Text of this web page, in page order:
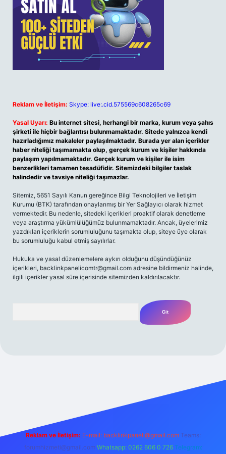
Reklam ve İletişim: Skype: live:.cid.575569c608265c69
Yasal Uyarı: Bu internet sitesi, herhangi bir marka, kurum veya şahıs
şirketi ile hiçbir bağlantısı bulunmamaktadır. Sitede yalnızca kendi
hazırladığımız makaleler paylaşılmaktadır. Burada yer alan içerikler
haber niteliği taşımamakta olup, gerçek kurum ve kişiler hakkında
paylaşım yapılmamaktadır. Gerçek kurum ve kişiler ile isim
benzerlikleri tamamen tesadüfidir. Sitemizdeki bilgiler taslak
halindedir ve tavsiye niteliği taşımazlar.
Sitemiz, 5651 Sayılı Kanun gereğince Bilgi Teknolojileri ve İletişim
Kurumu (BTK) tarafından onaylanmış bir Yer Sağlayıcı olarak hizmet
vermektedir. Bu nedenle, sitedeki içerikleri proaktif olarak denetleme
veya araştırma yükümlülüğümüz bulunmamaktadır. Ancak, üyelerimiz
yazdıkları içeriklerin sorumluluğunu taşımakta olup, siteye üye olarak
bu sorumluluğu kabul etmiş sayılırlar.
Hukuka ve yasal düzenlemelere aykırı olduğunu düşündüğünüz
içerikleri, backlinkpanelicomtr@gmail.com adresine bildirmeniz halinde,
ilgili içerikler yasal süre içerisinde sitemizden kaldırılacaktır.
Reklam ve İletişim: E-mail: backlinkpaneli@gmail.com Teams:
forumhizmeti@gmail.com Whatsapp: 0262 606 0 726 Telegram: